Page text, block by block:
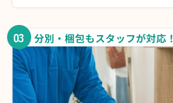
03 分別・梱包もスタッフが対応！